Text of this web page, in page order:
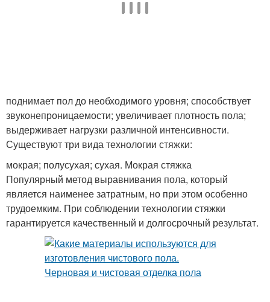
поднимает пол до необходимого уровня; способствует
звуконепроницаемости; увеличивает плотность пола;
выдерживает нагрузки различной интенсивности.
Существуют три вида технологии стяжки:
мокрая; полусухая; сухая. Мокрая стяжка
Популярный метод выравнивания пола, который
является наименее затратным, но при этом особенно
трудоемким. При соблюдении технологии стяжки
гарантируется качественный и долгосрочный результат.